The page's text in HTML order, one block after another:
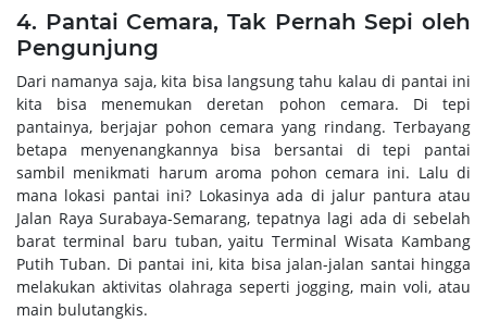
4. Pantai Cemara, Tak Pernah Sepi oleh
Pengunjung
Dari namanya saja, kita bisa langsung tahu kalau di pantai ini
kita bisa menemukan deretan pohon cemara. Di tepi
pantainya, berjajar pohon cemara yang rindang. Terbayang
betapa menyenangkannya bisa bersantai di tepi pantai
sambil menikmati harum aroma pohon cemara ini. Lalu di
mana lokasi pantai ini? Lokasinya ada di jalur pantura atau
Jalan Raya Surabaya-Semarang, tepatnya lagi ada di sebelah
barat terminal baru tuban, yaitu Terminal Wisata Kambang
Putih Tuban. Di pantai ini, kita bisa jalan-jalan santai hingga
melakukan aktivitas olahraga seperti jogging, main voli, atau
main bulutangkis.